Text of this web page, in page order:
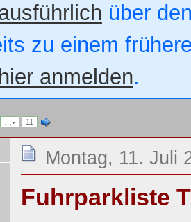
über
zu einem
hier anmelden.
… 11
Montag, 11. Juli
Fuhrparkliste